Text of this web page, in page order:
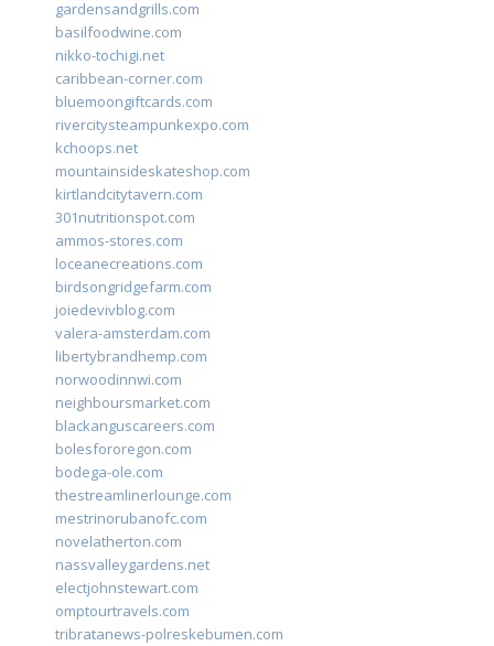
gardensandgrills.com
basilfoodwine.com
nikko-tochigi.net
caribbean-corner.com
bluemoongiftcards.com
rivercitysteampunkexpo.com
kchoops.net
mountainsideskateshop.com
kirtlandcitytavern.com
301nutritionspot.com
ammos-stores.com
loceanecreations.com
birdsongridgefarm.com
joiedevivblog.com
valera-amsterdam.com
libertybrandhemp.com
norwoodinnwi.com
neighboursmarket.com
blackanguscareers.com
bolesfororegon.com
bodega-ole.com
thestreamlinerlounge.com
mestrinorubanofc.com
novelatherton.com
nassvalleygardens.net
electjohnstewart.com
omptourtravels.com
tribratanews-polreskebumen.com